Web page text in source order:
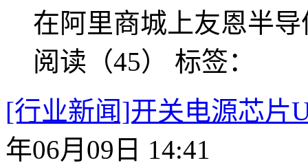
在阿里商城上友恩半
阅读（45） 标签：
[行业新闻]开关电源芯片
年06月09日 14:41